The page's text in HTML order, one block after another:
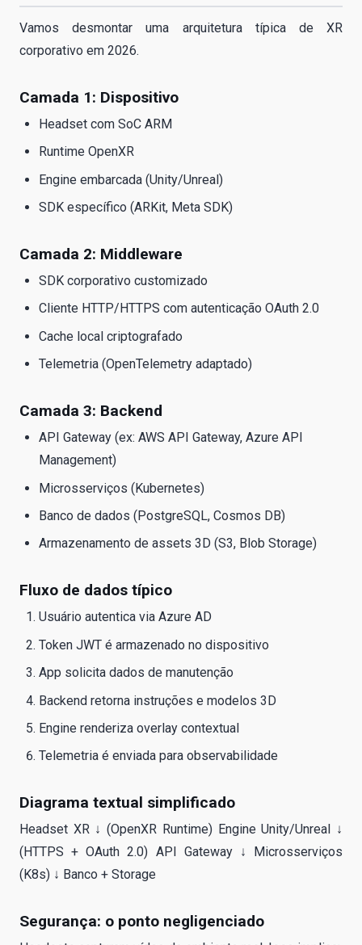
Vamos desmontar uma arquitetura típica de XR
corporativo em 2026.
Camada 1: Dispositivo
Headset com SoC ARM
Runtime OpenXR
Engine embarcada (Unity/Unreal)
SDK específico (ARKit, Meta SDK)
Camada 2: Middleware
SDK corporativo customizado
Cliente HTTP/HTTPS com autenticação OAuth 2.0
Cache local criptografado
Telemetria (OpenTelemetry adaptado)
Camada 3: Backend
API Gateway (ex: AWS API Gateway, Azure API
Management)
Microsserviços (Kubernetes)
Banco de dados (PostgreSQL, Cosmos DB)
Armazenamento de assets 3D (S3, Blob Storage)
Fluxo de dados típico
Usuário autentica via Azure AD
Token JWT é armazenado no dispositivo
App solicita dados de manutenção
Backend retorna instruções e modelos 3D
Engine renderiza overlay contextual
Telemetria é enviada para observabilidade
Diagrama textual simplificado
Headset XR ↓ (OpenXR Runtime) Engine Unity/Unreal ↓
(HTTPS + OAuth 2.0) API Gateway ↓ Microsserviços
(K8s) ↓ Banco + Storage
Segurança: o ponto negligenciado